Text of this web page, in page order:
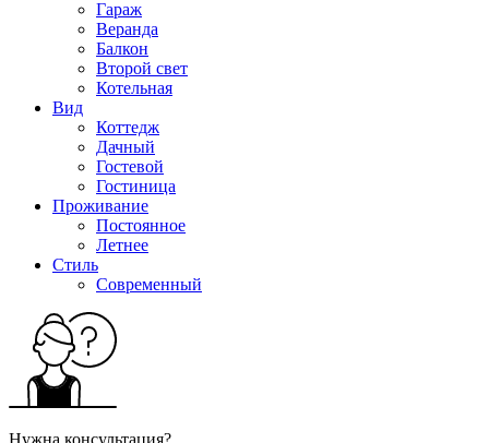
Гараж
Веранда
Балкон
Второй свет
Котельная
Вид
Коттедж
Дачный
Гостевой
Гостиница
Проживание
Постоянное
Летнее
Стиль
Современный